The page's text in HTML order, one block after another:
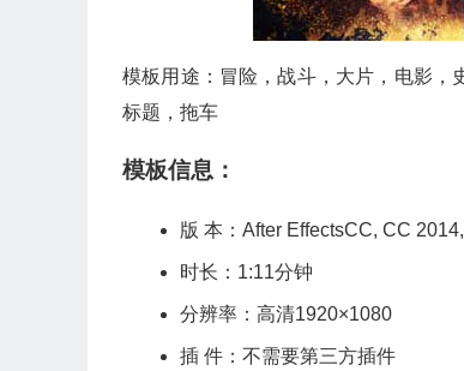
模板用途：冒险，战斗，大片，电影，
标题，拖车
模板信息：
版 本：After EffectsCC, CC
时长：1:11分钟
分辨率：高清1920×1080
插 件：不需要第三方插件